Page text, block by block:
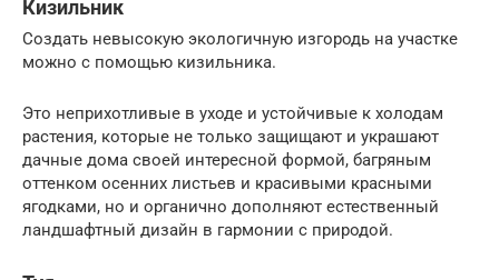
Кизильник
Создать невысокую экологичную изгородь на участке
можно с помощью кизильника.
Это неприхотливые в уходе и устойчивые к холодам
растения, которые не только защищают и украшают
дачные дома своей интересной формой, багряным
оттенком осенних листьев и красивыми красными
ягодками, но и органично дополняют естественный
ландшафтный дизайн в гармонии с природой.